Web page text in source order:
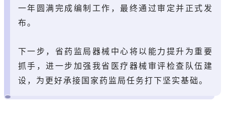
一年圆满完成编制工作，最终通过审定并正式发
布。
下一步，省药监局器械中心将以能力提升为重要
抓手，进一步加强我省医疗器械审评检查队伍建
设，为更好承接国家药监局任务打下坚实基础。